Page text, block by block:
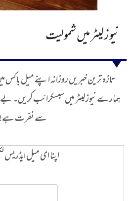
نیوز لیٹر میں شمولیت
تازہ ترین خبریں روزانہ اپنے میل
ہمارے نیوز لیٹر میں سبسکرائب کریں۔ بے
سے نفرت ہے!
اپنا ای میل ایڈریس